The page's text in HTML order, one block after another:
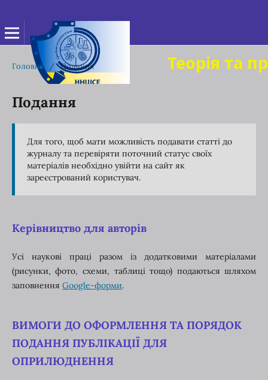
Теорія та
Головна / Подання
Подання
Для того, щоб мати можливість подавати статті до
журналу та перевіряти поточний статус своїх
матеріалів необхідно увійти на сайт як
зареєстрований користувач.
Керівництво для авторів
Усі наукові праці разом із додатковими матеріалами
(рисунки, фото, схеми, таблиці тощо) подаються шляхом
заповнення Google-форми.
ВИМОГИ ДО ОФОРМЛЕННЯ ТА ПОРЯДОК
ПОДАННЯ ПУБЛІКАЦІЇ ДЛЯ
ОПРИЛЮДНЕННЯ